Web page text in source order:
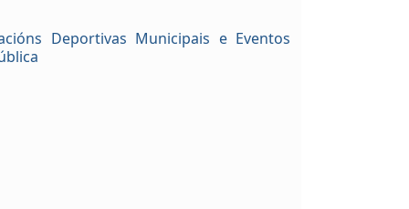
Deportivas Municipais e Eventos